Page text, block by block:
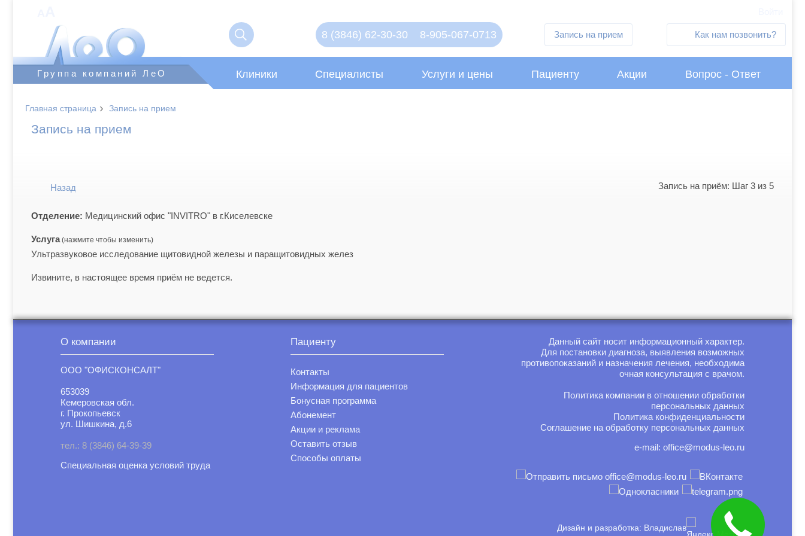
Группа компаний ЛеО
8 (3846) 62-30-30 8-905-067-0713 Запись на прием Как нам позвонить?
Клиники Специалисты Услуги и цены Пациенту Акции Вопрос - Ответ
Главная страница › Запись на прием
Запись на прием
Назад Запись на приём: Шаг 3 из 5
Отделение: Медицинский офис "INVITRO" в г.Киселевске
Услуга
Ультразвуковое исследование щитовидной железы и паращитовидных желез
Извините, в настоящее время приём не ведется.
О компании
ООО "ОФИСКОНСАЛТ"
653039
Кемеровская обл.
г. Прокопьевск
ул. Шишкина, д.6
тел.: 8 (3846) 64-39-39
Специальная оценка условий труда
Пациенту
Контакты
Информация для пациентов
Бонусная программа
Абонемент
Акции и реклама
Оставить отзыв
Способы оплаты
Данный сайт носит информационный характер.
Для постановки диагноза, выявления возможных
противопоказаний и назначения лечения, необходима
очная консультация с врачом.
Политика компании в отношении обработки
персональных данных
Политика конфиденциальности
Соглашение на обработку персональных данных
e-mail: office@modus-leo.ru
Дизайн и разработка: Владислав